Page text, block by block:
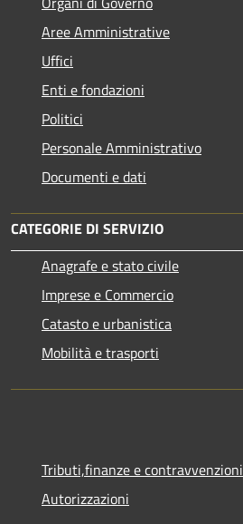
Aree Amministrative
Uffici
Enti e fondazioni
Politici
Personale Amministrativo
Documenti e dati
CATEGORIE DI SERVIZIO
Anagrafe e stato civile
Imprese e Commercio
Catasto e urbanistica
Mobilità e trasporti
Tributi,finanze e contravvenzioni
Autorizzazioni